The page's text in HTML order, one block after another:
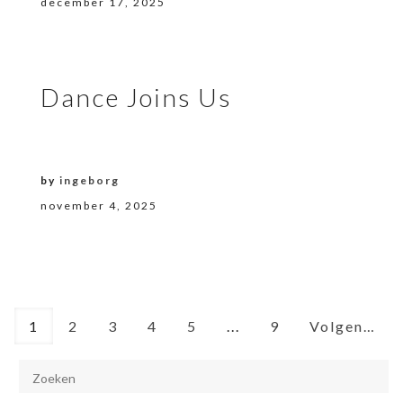
Dance Joins Us
november 4, 2025
by ingeborg
1 2 3 4 5 ... 9 Volgende